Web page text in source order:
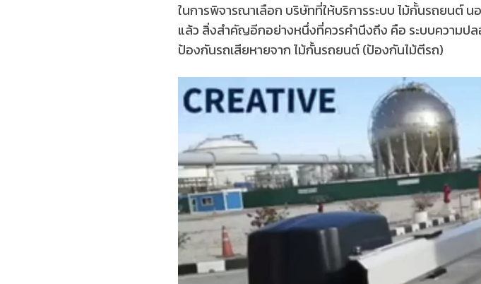
ในการพิจารณาเลือก บริษัทที่ให้บริการระบบ ไม้กั้นรถยนต์
แล้ว สิ่งสำคัญอีกอย่างหนึ่งที่ควรคำนึงถึง คือ ระบบความป
ป้องกันรถเสียหายจาก ไม้กั้นรถยนต์ (ป้องกันไม้ตีรถ)